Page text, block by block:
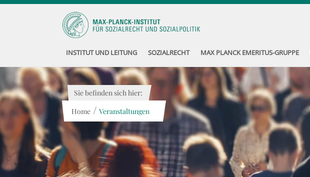
INSTITUT UND LEITUNG SOZIALRECHT MAX PLANCK EMERITUS-GRUPPE
Sie befinden sich hier:
Home / Veranstaltungen